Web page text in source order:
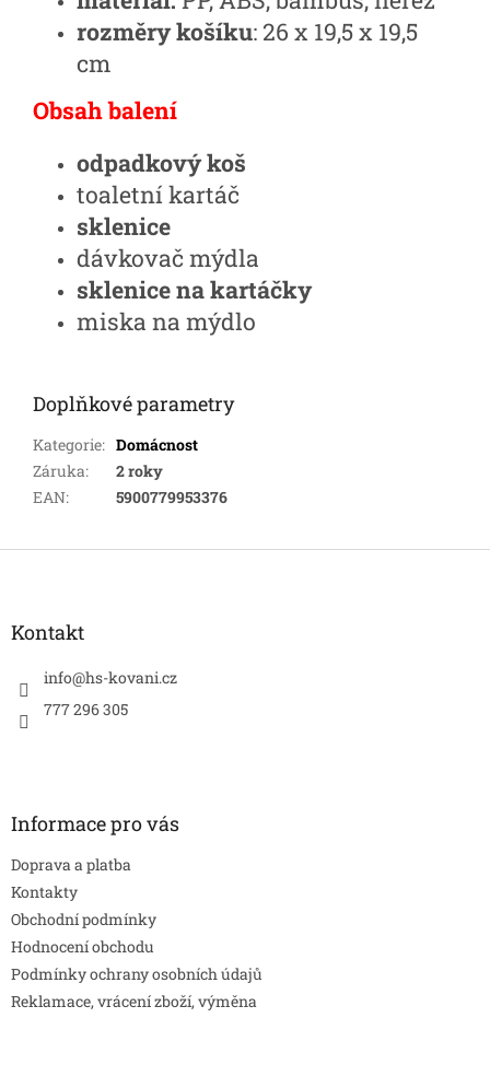
rozměry košíku: 26 x 19,5 x 19,5
cm
Obsah balení
odpadkový koš
toaletní kartáč
sklenice
dávkovač mýdla
sklenice na kartáčky
miska na mýdlo
Doplňkové parametry
Kategorie: Domácnost
Záruka:
2 roky
EAN: 5900779953376
Kontakt
info@hs-kovani.cz
777 296 305
Informace pro vás
Doprava a platba
Kontakty
Obchodní podmínky
Hodnocení obchodu
Podmínky ochrany osobních údajů
Reklamace, vrácení zboží, výměna